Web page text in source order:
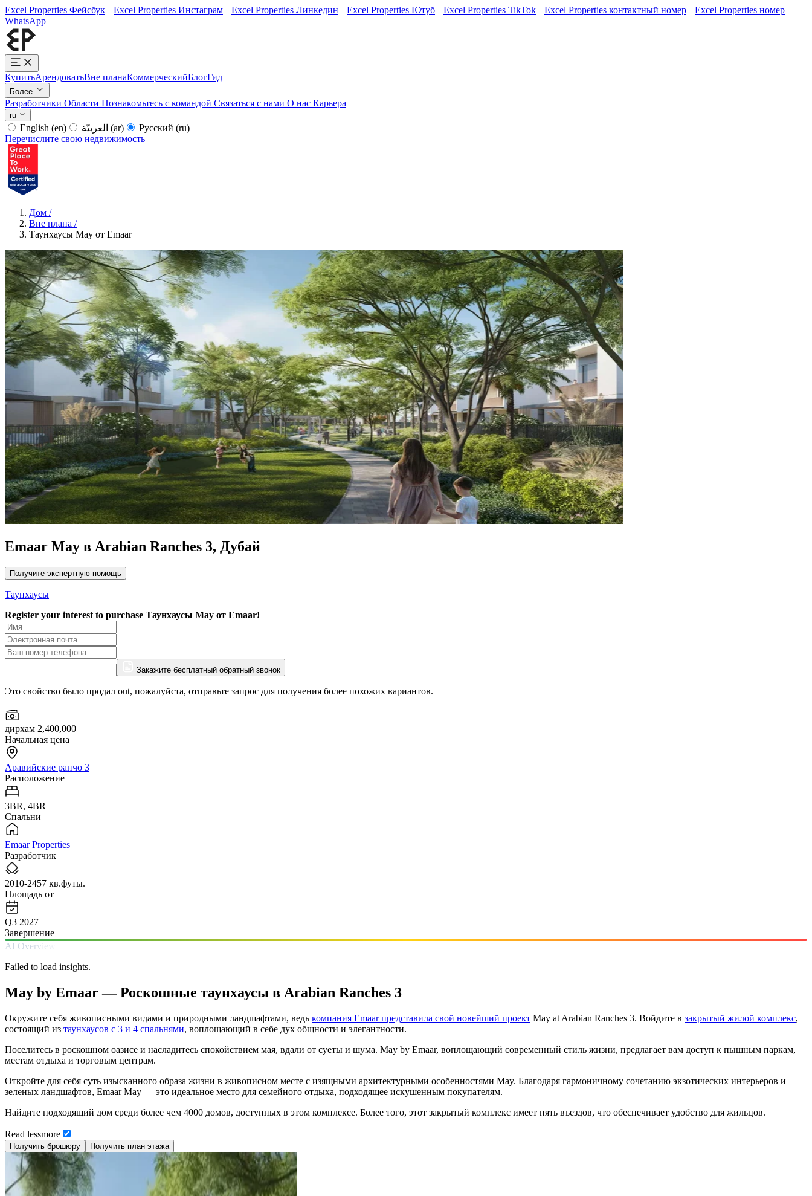
Excel Properties Фейсбук Excel Properties Инстаграм Excel Properties Линкедин Excel Properties Ютуб Excel Properties TikTok Excel Properties контактный номер
Excel Properties номер
WhatsApp
КупитьАрендоватьВне планаКоммерческийБлогГид
Более
Разработчики Области Познакомьтесь с командой Связаться с нами О нас Карьера
ru
English (en) (ar) Русский (ru)
Перечислите свою недвижимость
Дом /
Вне плана /
Таунхаусы May от Emaar
Emaar May в Arabian Ranches 3, Дубай
Получите экспертную помощь
Таунхаусы
Register your interest to purchase Таунхаусы May от Emaar!
Закажите бесплатный обратный звонок
Это свойство было продал out, пожалуйста, отправьте запрос для получения более похожих вариантов.
дирхам 2,400,000
Начальная цена
Аравийские ранчо 3
Расположение
3BR, 4BR
Спальни
Emaar Properties
Разработчик
2010-2457 кв.футы.
Площадь от
Q3 2027
Завершение
AI Overview
Failed to load insights.
May by Emaar — Роскошные таунхаусы в Arabian Ranches 3
Окружите себя живописными видами и природными ландшафтами, ведь компания Emaar представила свой новейший проект May at Arabian Ranches 3. Войдите в закрытый жилой комплекс,
состоящий из таунхаусов с 3 и 4 спальнями, воплощающий в себе дух общности и элегантности.
Поселитесь в роскошном оазисе и насладитесь спокойствием мая, вдали от суеты и шума. May by Emaar, воплощающий современный стиль жизни, предлагает вам доступ к пышным паркам,
местам отдыха и торговым центрам.
Откройте для себя суть изысканного образа жизни в живописном месте с изящными архитектурными особенностями May. Благодаря гармоничному сочетанию экзотических интерьеров и
зеленых ландшафтов, Emaar May — это идеальное место для семейного отдыха, подходящее искушенным покупателям.
Найдите подходящий дом среди более чем 4000 домов, доступных в этом комплексе. Более того, этот закрытый комплекс имеет пять въездов, что обеспечивает удобство для жильцов.
Read lessmore
Получить брошюру Получить план этажа